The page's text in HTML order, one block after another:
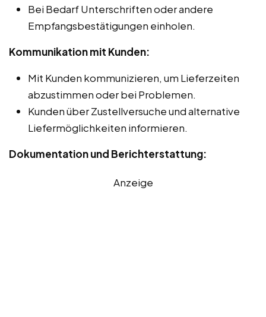
Bei Bedarf Unterschriften oder andere
Empfangsbestätigungen einholen.
Kommunikation mit Kunden:
Mit Kunden kommunizieren, um Lieferzeiten
abzustimmen oder bei Problemen.
Kunden über Zustellversuche und alternative
Liefermöglichkeiten informieren.
Dokumentation und Berichterstattung:
Anzeige